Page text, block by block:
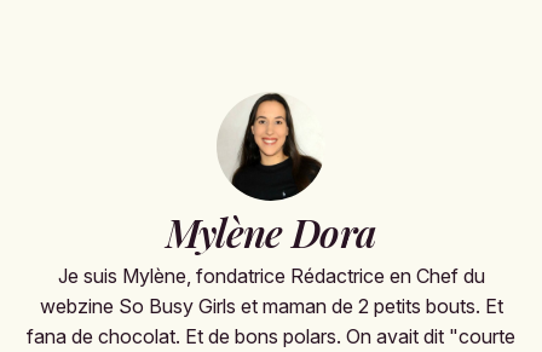
Mylène Dora
Je suis Mylène, fondatrice Rédactrice en Chef du
webzine So Busy Girls et maman de 2 petits bouts. Et
fana de chocolat. Et de bons polars. On avait dit "courte